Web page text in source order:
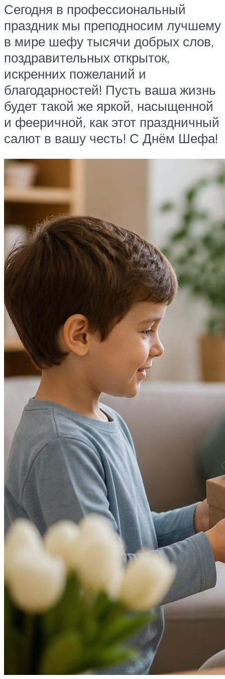
Сегодня в профессиональный
праздник мы преподносим лучшему
в мире шефу тысячи добрых слов,
поздравительных открыток,
искренних пожеланий и
благодарностей! Пусть ваша жизнь
будет такой же яркой, насыщенной
и фееричной, как этот праздничный
салют в вашу честь! С Днём Шефа!